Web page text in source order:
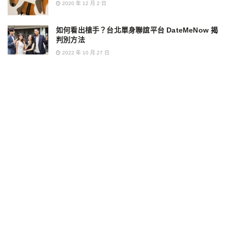
2020 年 12 月 2 日
如何看出槍手？台北單身聯誼平台 DateMeNow 揭
判別方法
2022 年 10 月 27 日